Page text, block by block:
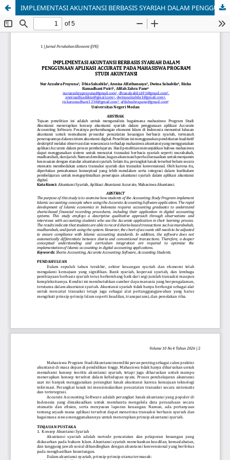
IMPLEMENTASI AKUNTANSI BERBASIS SYARIAH DALAM PENGGUNAAN APLIKASI ACCURATE PADA MAHASISWA PROGRAM STUDI AKUNTANSI